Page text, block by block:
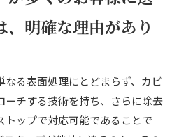
、明確な理由があり
る表面処理にとどまらず、カビ
ーチする技術を持ち、さらに除去
ップで対応可能であることで